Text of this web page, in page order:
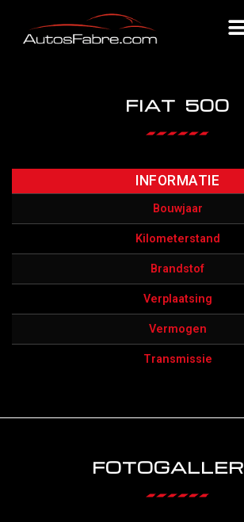
FIAT 500
INFORMATIE
Bouwjaar
Kilometerstand
Brandstof
Verplaatsing
Vermogen
Transmissie